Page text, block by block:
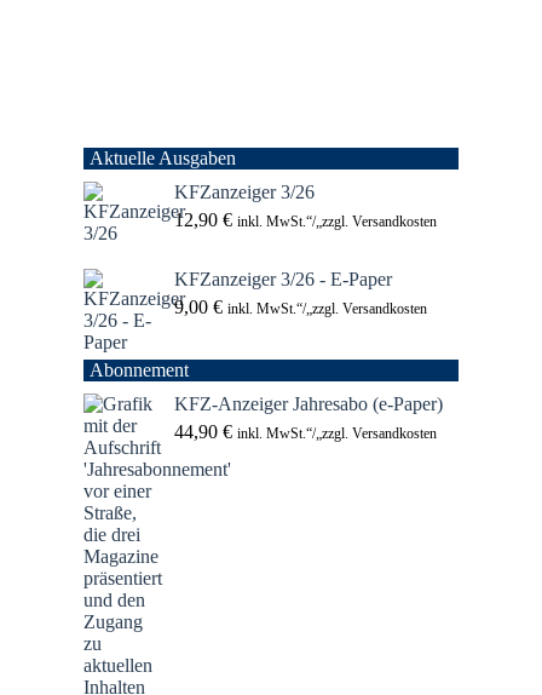
Aktuelle Ausgaben
KFZanzeiger 3/26
12,90 € inkl. MwSt.“/„zzgl. Versandkosten
KFZanzeiger 3/26 - E-Paper
9,00 € inkl. MwSt.“/„zzgl. Versandkosten
Abonnement
KFZ-Anzeiger Jahresabo (e-Paper)
44,90 € inkl. MwSt.“/„zzgl. Versandkosten